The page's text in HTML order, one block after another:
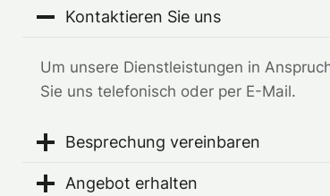
Kontaktieren Sie uns
Um unsere Dienstleistungen in
Sie uns telefonisch oder per E-Mail.
Besprechung vereinbaren
Angebot erhalten